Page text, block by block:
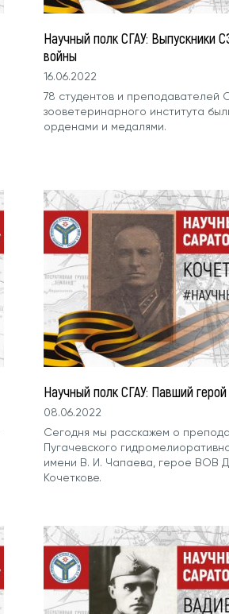
Научный полк СГАУ: Выпускники
войны
16.06.2022
78 студентов и преподавателей
зооветеринарного института
орденами и медалями.
Научный полк СГАУ: Павший герой
08.06.2022
Сегодня мы расскажем о
Пугачевского
имени В. И. Чапаева, герое ВОВ
Кочеткове.